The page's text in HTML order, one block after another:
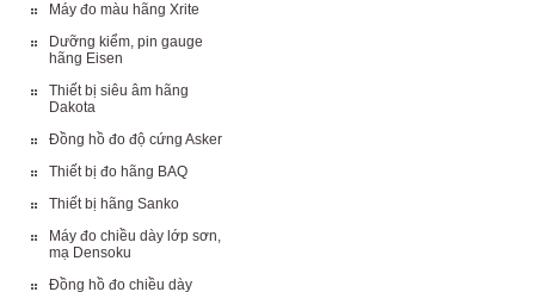
Máy đo màu hãng Xrite
Dưỡng kiểm, pin gauge
hãng Eisen
Thiết bị siêu âm hãng
Dakota
Đồng hồ đo độ cứng Asker
Thiết bị đo hãng BAQ
Thiết bị hãng Sanko
Máy đo chiều dày lớp sơn,
mạ Densoku
Đồng hồ đo chiều dày